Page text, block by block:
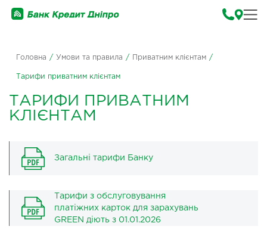
Головна / Умови та правила / Приватним клієнтам /
Тарифи приватним клієнтам
ТАРИФИ ПРИВАТНИМ
КЛІЄНТАМ
Загальні тарифи Банку
Тарифи з обслуговування
платіжних карток для зарахувань
GREEN діють з 01.01.2026